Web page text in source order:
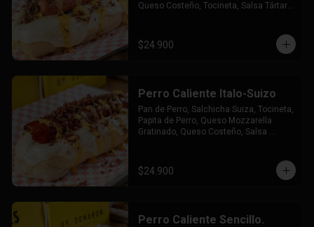
Queso Costeño, Tocineta, Salsa Tártara
$24.900
Perro Caliente Italo-Suizo
Pan de Perro, Salchicha Suiza, Tocineta,
Papita de Perro, Queso Mozzarella
Gratinado, Queso Costeño, Salsa
$24.900
Perro Caliente Sencillo.